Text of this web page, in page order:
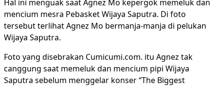
Hal ini menguak saat Agnez Mo kepergok memeluk dan
mencium mesra Pebasket Wijaya Saputra. Di foto
tersebut terlihat Agnez Mo bermanja-manja di pelukan
Wijaya Saputra.
Foto yang disebrakan Cumicumi.com. itu Agnez tak
canggung saat memeluk dan mencium pipi Wijaya
Saputra sebelum menggelar konser “The Biggest